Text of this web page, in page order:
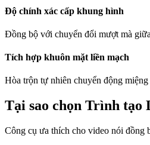
Độ chính xác cấp khung hình
Đồng bộ với chuyển đổi mượt mà
Tích hợp khuôn mặt liền mạch
Hòa trộn tự nhiên chuyển động
Tại sao chọn Trình tạo
Công cụ ưa thích cho video nói đồng